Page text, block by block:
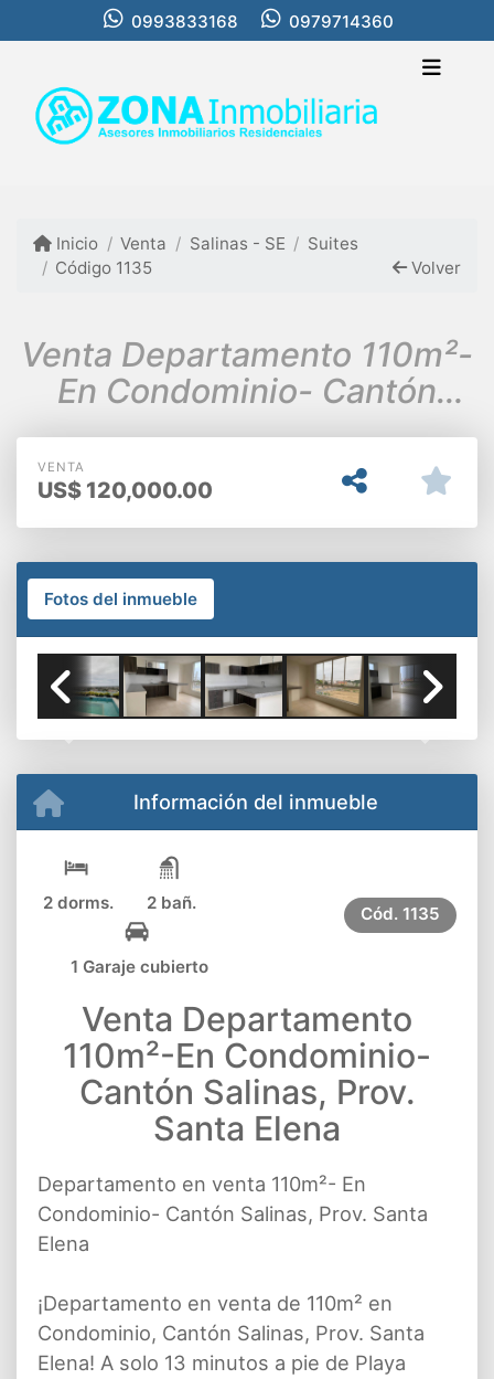
0993833168 0979714360
Inicio Venta Salinas - SE
Suites
Código 1135
Volver
Venta Departamento 110m²-
En Condominio- Cantón
Salinas, Prov. Santa Elena
VENTA
US$ 120,000.00
Fotos del inmueble
Previous Next
Información del inmueble
2 dorms. 2 bañ.
1 Garaje cubierto
Cód. 1135
Venta Departamento
110m²-En Condominio-
Cantón Salinas, Prov.
Santa Elena
Departamento en venta 110m²- En
Condominio- Cantón Salinas, Prov. Santa
Elena
¡Departamento en venta de 110m² en
Condominio, Cantón Salinas, Prov. Santa
Elena! A solo 13 minutos a pie de Playa